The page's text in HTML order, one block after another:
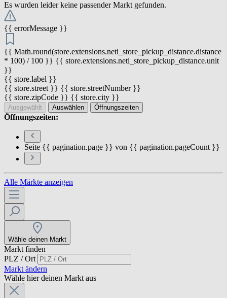
Es wurden leider keine passender Markt gefunden.
{{ errorMessage }}
{{ Math.round(store.extensions.neti_store_pickup_distance.distance
* 100) / 100 }} {{ store.extensions.neti_store_pickup_distance.unit
}}
{{ store.label }}
{{ store.street }} {{ store.streetNumber }}
{{ store.zipCode }} {{ store.city }}
Ausgewählt Auswählen Öffnungszeiten
Öffnungszeiten:
Seite {{ pagination.page }} von {{ pagination.pageCount }}
Alle Märkte anzeigen
Wähle deinen Markt
Markt finden
PLZ / Ort
Markt ändern
Wähle hier deinen Markt aus